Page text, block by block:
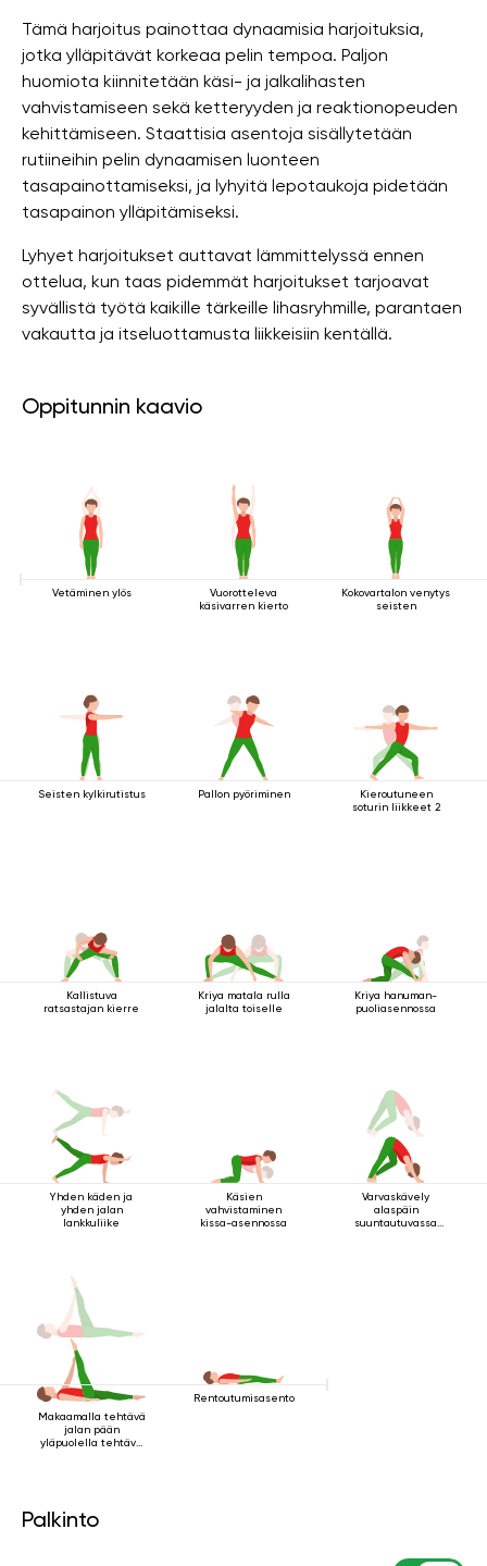
Tämä harjoitus painottaa dynaamisia harjoituksia,
jotka ylläpitävät korkeaa pelin tempoa. Paljon
huomiota kiinnitetään käsi- ja jalkalihasten
vahvistamiseen sekä ketteryyden ja reaktionopeuden
kehittämiseen. Staattisia asentoja sisällytetään
rutiineihin pelin dynaamisen luonteen
tasapainottamiseksi, ja lyhyitä lepotaukoja pidetään
tasapainon ylläpitämiseksi.
Lyhyet harjoitukset auttavat lämmittelyssä ennen
ottelua, kun taas pidemmät harjoitukset tarjoavat
syvällistä työtä kaikille tärkeille lihasryhmille, parantaen
vakautta ja itseluottamusta liikkeisiin kentällä.
Oppitunnin kaavio
Vetäminen ylös
Vuorotteleva
käsivarren kierto
Kokovartalon venytys
seisten
Seisten kylkirutistus Pallon pyöriminen
Kieroutuneen
soturin liikkeet 2
Kallistuva
ratsastajan kierre
Kriya matala rulla
jalalta toiselle
Kriya hanuman-
puoliasennossa
Yhden käden ja
yhden jalan
lankkuliike
Käsien
vahvistaminen
kissa-asennossa
Varvaskävely
alaspäin
suuntautuvassa
Makaamalla tehtävä
jalan pään
yläpuolella tehtävä
Rentoutumisasento
Palkinto